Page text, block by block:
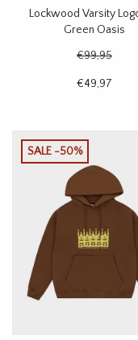
Lockwood Varsity
Green Oasis
€99,95
€49,97
SALE -50%